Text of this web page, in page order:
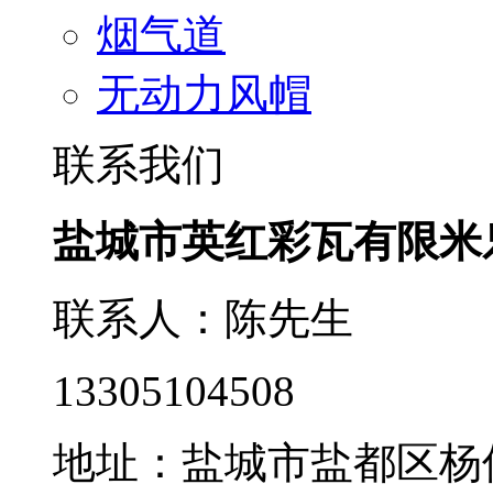
烟气道
无动力风帽
联系我们
盐城市英红彩瓦有限
联系人：陈先生
13305104508
地址：盐城市盐都区